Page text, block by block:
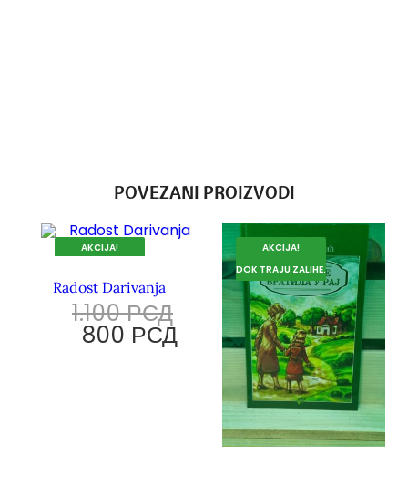
POVEZANI PROIZVODI
AKCIJA!
Radost Darivanja
1.100РСД
800 РСД
AKCIJA!
DOK TRAJU ZALIHE.